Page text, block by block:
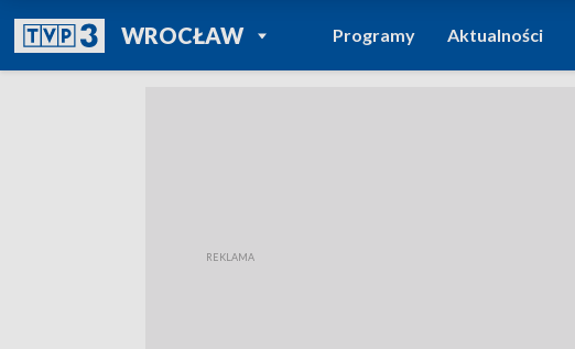
WROCŁAWPOWRÓT DO
TVP REGIONY
Programy Aktualności